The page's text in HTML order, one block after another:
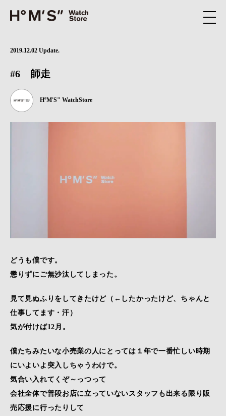
2019.12.02 Update.
#6 師走
HºM'S" WatchStore
どうも僕です。
懲りずにご無沙汰してしまった。
見て見ぬふりをしてきたけど（←したかったけど、ちゃんと
仕事してます・汗）
気が付けば12月。
僕たちみたいな小売業の人にとっては１年で一番忙しい時期
にいよいよ突入しちゃうわけで。
気合い入れてくぞ～っつって
会社全体で普段お店に立っていないスタッフも出来る限り販
売応援に行ったりして